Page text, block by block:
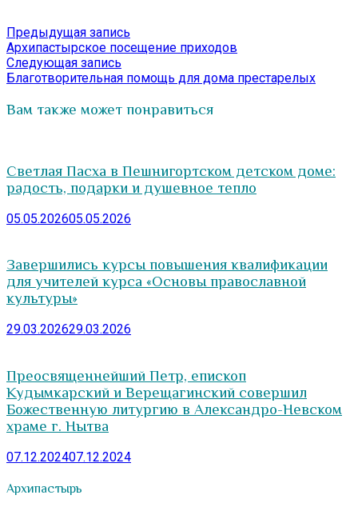
Навигация
по
записям
Предыдущая запись
запись:
Архипастырское посещение приходов
Следующая запись
запись:
Благотворительная помощь для дома престарелых
Вам также может понравиться
Светлая Пасха в Пешнигортском детском доме:
радость, подарки и душевное тепло
05.05.202605.05.2026
Завершились курсы повышения квалификации
для учителей курса «Основы православной
культуры»
29.03.202629.03.2026
Преосвященнейший Петр, епископ
Кудымкарский и Верещагинский совершил
Божественную литургию в Александро-Невском
храме г. Нытва
07.12.202407.12.2024
Архипастырь